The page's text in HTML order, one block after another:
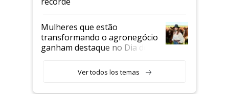
Mulheres que estão
transformando o agronegócio
ganham destaque no Dia do
Ver todos los temas